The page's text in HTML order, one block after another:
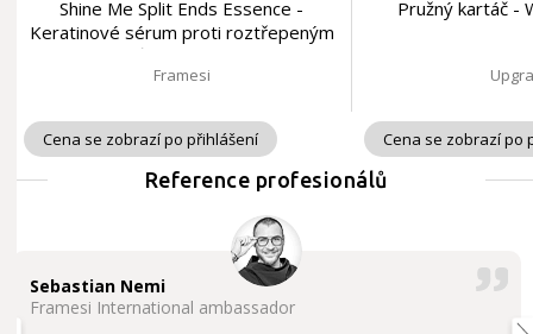
Shine Me Split Ends Essence -
Keratinové sérum proti roztřepeným
konečkům č. 117 | 50 ml
Framesi
Cena se zobrazí po přihlášení
Pružný kartáč -
Cena se zobrazí po
Reference profesionálů
Sebastian Nemi
Framesi International ambassador